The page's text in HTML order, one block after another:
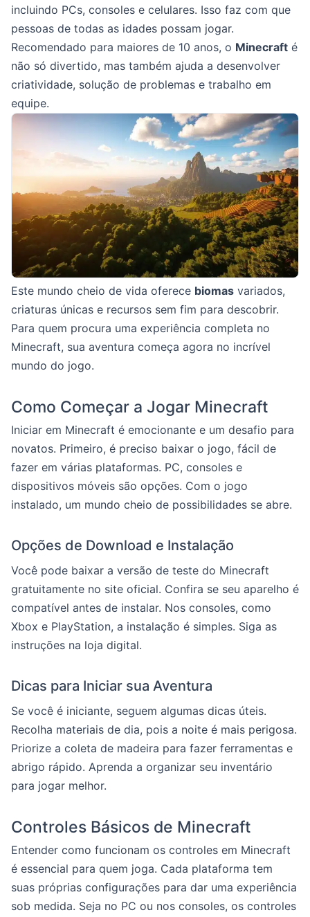
incluindo PCs, consoles e celulares. Isso faz com que
pessoas de todas as idades possam jogar.
Recomendado para maiores de 10 anos, o Minecraft é
não só divertido, mas também ajuda a desenvolver
criatividade, solução de problemas e trabalho em
equipe.
Este mundo cheio de vida oferece biomas variados,
criaturas únicas e recursos sem fim para descobrir.
Para quem procura uma experiência completa no
Minecraft, sua aventura começa agora no incrível
mundo do jogo.
Como Começar a Jogar Minecraft
Iniciar em Minecraft é emocionante e um desafio para
novatos. Primeiro, é preciso baixar o jogo, fácil de
fazer em várias plataformas. PC, consoles e
dispositivos móveis são opções. Com o jogo
instalado, um mundo cheio de possibilidades se abre.
Opções de Download e Instalação
Você pode baixar a versão de teste do Minecraft
gratuitamente no site oficial. Confira se seu aparelho é
compatível antes de instalar. Nos consoles, como
Xbox e PlayStation, a instalação é simples. Siga as
instruções na loja digital.
Dicas para Iniciar sua Aventura
Se você é iniciante, seguem algumas dicas úteis.
Recolha materiais de dia, pois a noite é mais perigosa.
Priorize a coleta de madeira para fazer ferramentas e
abrigo rápido. Aprenda a organizar seu inventário
para jogar melhor.
Controles Básicos de Minecraft
Entender como funcionam os controles em Minecraft
é essencial para quem joga. Cada plataforma tem
suas próprias configurações para dar uma experiência
sob medida. Seja no PC ou nos consoles, os controles